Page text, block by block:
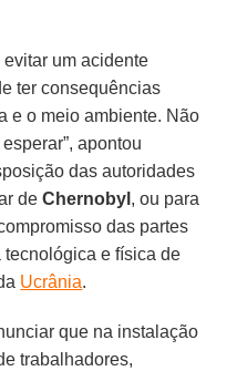
um acidente
ter consequências
e o meio ambiente. Não
apontou
das autoridades
deChernobyl , ou para
das partes
tecnológica e física de
Ucrânia.
que na instalação
trabalhadores,